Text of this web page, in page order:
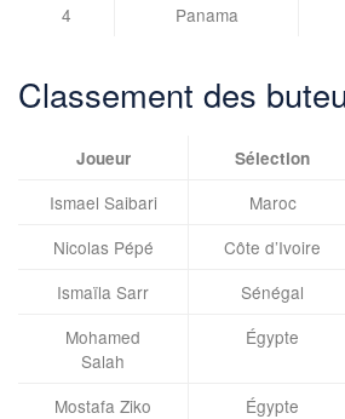
4
Panama
Classement des
Joueur Sélection
Ismael Saibari Maroc
Nicolas Pépé
Côte d’Ivoire
Ismaïla Sarr
Sénégal
Mohamed
Salah
Égypte
Mostafa Ziko Égypte